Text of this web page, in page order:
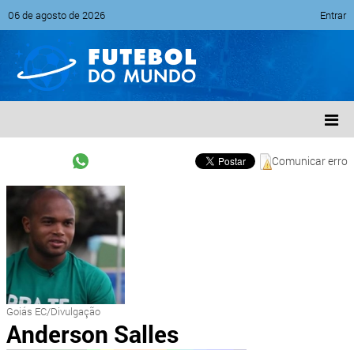
06 de agosto de 2026 Entrar
Comunicar erro
Goiás EC/Divulgação
Anderson Salles